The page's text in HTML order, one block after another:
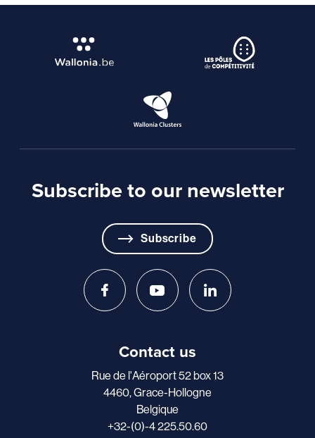
Subscribe to our newsletter
Subscribe
Contact us
Rue de l'Aéroport 52 box 13
4460, Grace-Hollogne
Belgique
+32-(0)-4 225.50.60